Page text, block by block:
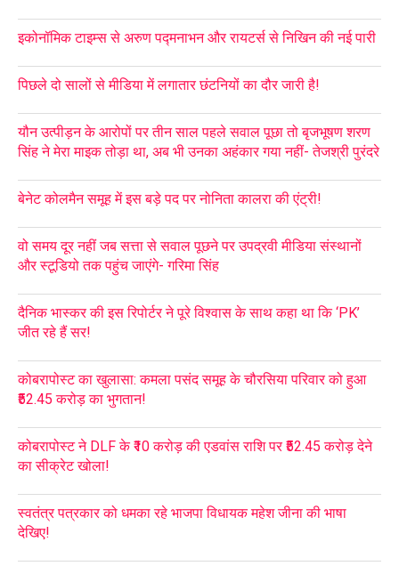
इकोनॉमिक टाइम्स से अरुण पद्मनाभन और रायटर्स से निखिन की नई पारी
पिछले दो सालों से मीडिया में लगातार छंटनियों का दौर जारी है!
यौन उत्पीड़न के आरोपों पर तीन साल पहले सवाल पूछा तो बृजभूषण शरण
सिंह ने मेरा माइक तोड़ा था, अब भी उनका अहंकार गया नहीं- तेजश्री पुरंदरे
बेनेट कोलमैन समूह में इस बड़े पद पर नोनिता कालरा की एंट्री!
वो समय दूर नहीं जब सत्ता से सवाल पूछने पर उपद्रवी मीडिया संस्थानों
और स्टूडियो तक पहुंच जाएंगे- गरिमा सिंह
दैनिक भास्कर की इस रिपोर्टर ने पूरे विश्वास के साथ कहा था कि ‘PK’
जीत रहे हैं सर!
कोबरापोस्ट का खुलासा: कमला पसंद समूह के चौरसिया परिवार को हुआ
₹52.45 करोड़ का भुगतान!
कोबरापोस्ट ने DLF के ₹10 करोड़ की एडवांस राशि पर ₹52.45 करोड़ देने
का सीक्रेट खोला!
स्वतंत्र पत्रकार को धमका रहे भाजपा विधायक महेश जीना की भाषा
देखिए!